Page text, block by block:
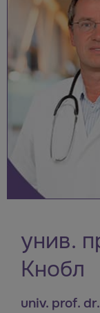
унив.
Кнобл
univ. prof.